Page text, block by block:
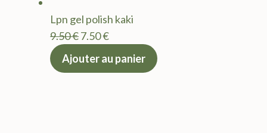
9.50 €.7.50 €.
Lpn gel polish kaki
9.50€Le
prix
7.50€Le
actuel
Ajouter au panier